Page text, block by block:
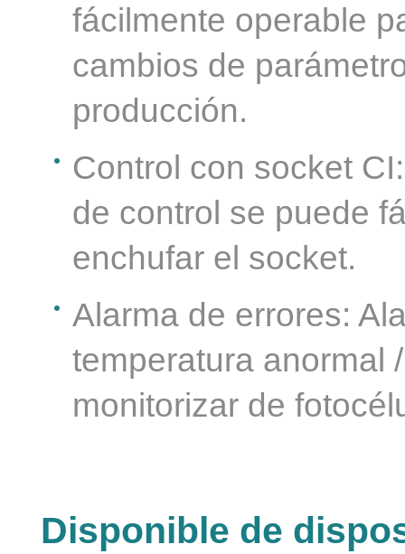
fácilmente operable
cambios de
producción.
Control con socket
de control se puede
enchufar el socket.
Alarma de errores:
temperatura anormal
monitorizar de
Disponible de